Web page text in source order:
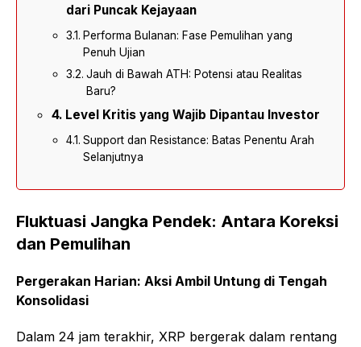
dari Puncak Kejayaan
Performa Bulanan: Fase Pemulihan yang
Penuh Ujian
Jauh di Bawah ATH: Potensi atau Realitas
Baru?
Level Kritis yang Wajib Dipantau Investor
Support dan Resistance: Batas Penentu Arah
Selanjutnya
Fluktuasi Jangka Pendek: Antara Koreksi
dan Pemulihan
Pergerakan Harian: Aksi Ambil Untung di Tengah
Konsolidasi
Dalam 24 jam terakhir, XRP bergerak dalam rentang